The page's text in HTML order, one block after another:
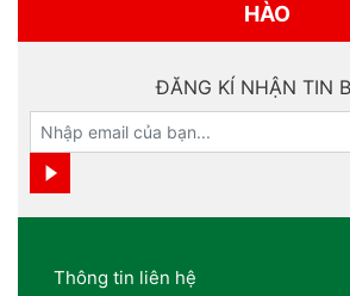
HÀO
ĐĂNG KÍ NHẬN TIN
Thông tin liên hệ